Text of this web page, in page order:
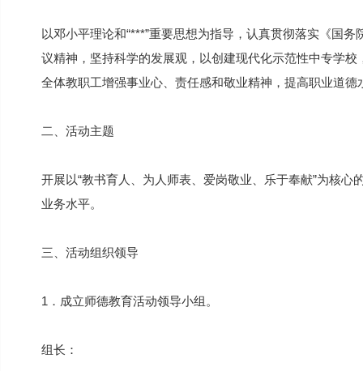
以邓小平理论和“***”重要思想为指导，认真贯彻落实《国
议精神，坚持科学的发展观，以创建现代化示范性中专学
全体教职工增强事业心、责任感和敬业精神，提高职业道
二、活动主题
开展以“教书育人、为人师表、爱岗敬业、乐于奉献”为核
业务水平。
三、活动组织领导
1．成立师德教育活动领导小组。
组长：